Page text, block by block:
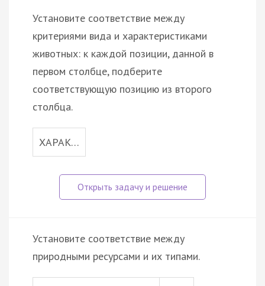
Установите соответствие между
критериями вида и характеристиками
животных: к каждой позиции, данной в
первом столбце, подберите
соответствующую позицию из второго
столбца.
ХАРАК…
Установите соответствие между
природными ресурсами и их типами.